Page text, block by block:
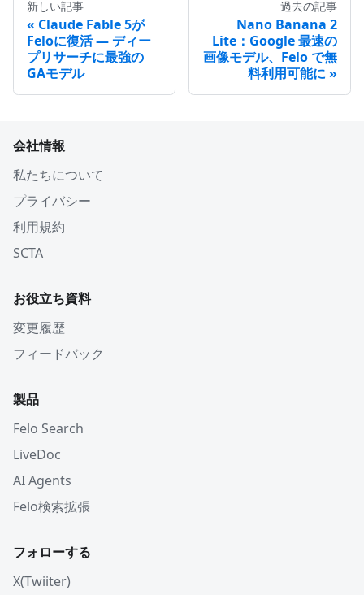
新しい記事
Claude Fable 5が
Feloに復活 — ディー
プリサーチに最強の
GAモデル
過去の記事
Nano Banana 2
Lite：Google 最速の
画像モデル、Felo で無
料利用可能に
会社情報
私たちについて
プライバシー
利用規約
SCTA
お役立ち資料
変更履歴
フィードバック
製品
Felo Search
LiveDoc
AI Agents
Felo検索拡張
フォローする
X(Twiiter)